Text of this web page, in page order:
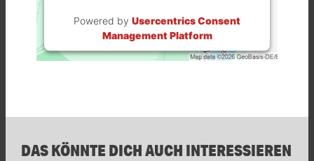
Powered by Usercentrics Consent
Management Platform
DAS KÖNNTE DICH AUCH INTERESSIEREN